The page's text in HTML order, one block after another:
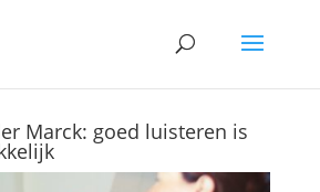
Marck: goed luisteren is